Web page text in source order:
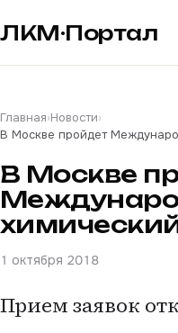
ЛКМ·Портал
Главная›Новости›
В Москве пройдет
В Москве
1 октября 2018
Прием заявок